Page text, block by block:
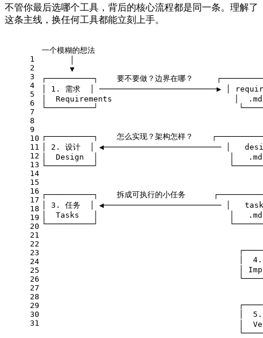
不管你最后选哪个工具，背后的核心流程都是同一条。理解了
这条主线，换任何工具都能立刻上手。
1
2
3
4
5
6
7
8
9
10
11
12
13
14
15
16
17
18
19
20
21
22
23
24
25
26
27
28
29
30
31
一个模糊的想法
      ▼
┌──────────┐    要不要做？边界在哪？
│ 1. 需求  │ ─────────────────────────▶ │
│  Requirements                          │
└──────────┘
┌──────────┐    怎么实现？架构怎样？
│ 2. 设计  │ ◀───────────────────────── │
│  Design  │                            │
└──────────┘
┌──────────┐    拆成可执行的小任务
│ 3. 任务  │ ◀───────────────────────── │
│  Tasks   │                            │
└──────────┘
│  4.
│
│  5.
│